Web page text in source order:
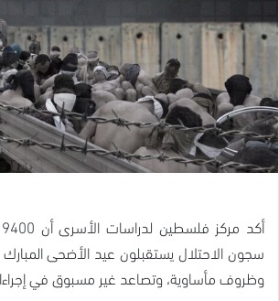
سجون الاحتلال يستقبلون عيد الأضحى
وظروف مأساوية، وتصاعد غير مسبوق في